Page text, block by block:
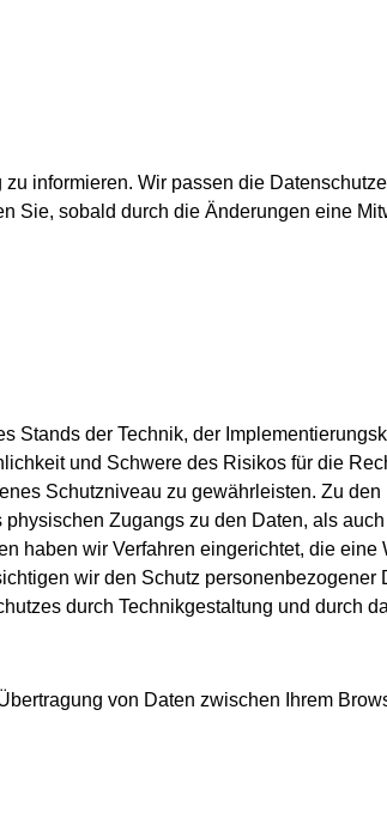
informieren. Wir passen die
Sie, sobald durch die Änderungen eine
der Technik, der
und Schwere des Risikos für die
Schutzniveau zu gewährleisten. Zu
Zugangs zu den Daten, als
haben wir Verfahren eingerichtet, die
wir den Schutz
durch Technikgestaltung und durch
von Daten zwischen Ihrem